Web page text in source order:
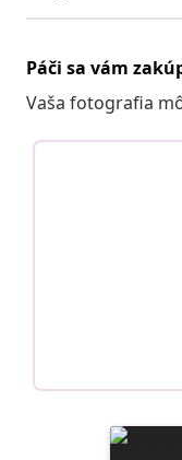
Páči sa vám
Vaša fotografia